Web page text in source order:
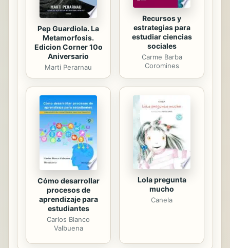
Pep Guardiola. La
Metamorfosis.
Edicion Corner 10o
Aniversario
Marti Perarnau
Recursos y
estrategias para
estudiar ciencias
sociales
Carme Barba
Coromines
Cómo desarrollar
procesos de
aprendizaje para
estudiantes
Carlos Blanco
Valbuena
Lola pregunta
mucho
Canela